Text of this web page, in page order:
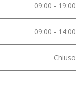
09:00 - 19:00
09:00 - 14:00
Chiuso
Casa Singola -